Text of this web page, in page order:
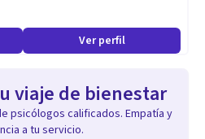
Ver perfil
viaje de bienestar
psicólogos calificados. Empatía y
a tu servicio.